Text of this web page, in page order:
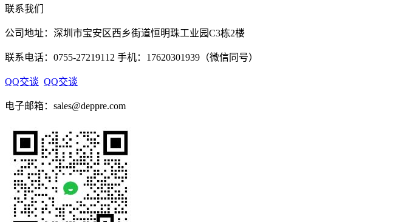
联系我们
公司地址：深圳市宝安区西乡街道恒明珠工业园C3栋2楼
联系电话：0755-27219112 手机：17620301939（微信同号）
QQ交谈 QQ交谈
电子邮箱：sales@deppre.com